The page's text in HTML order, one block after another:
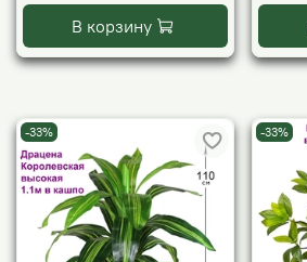
В корзину
-33% -33%